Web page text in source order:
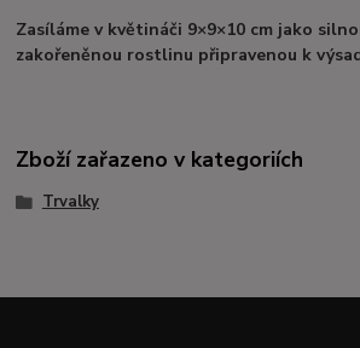
Zasíláme v květináči 9×9×10 cm jako
zakořeněnou rostlinu připravenou k
Zboží zařazeno v kategoriích
Trvalky